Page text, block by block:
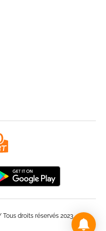
droits réservés 2023